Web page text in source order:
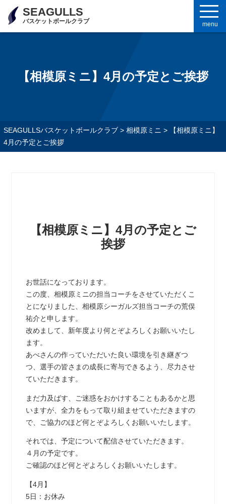
SEAGULLS
バスケットボールクラブ menu
【相模原ミニ】4月の予定とご挨拶
SEAGULLSバスケットボールクラブ> 相模原ミニ >
【相模原ミニ】
4月の予定とご挨拶
【相模原ミニ】4月の予定とご
挨拶
お世話になっております。
この度、相模原ミニの担当コーチをさせていただくこ
とになりました、相模原シーガルズ担当コーチの荒俣
祐介と申します。
改めまして、新年度より何とぞよろしくお願いいたし
ます。
あべさんの作っていただいた良い環境を引き継ぎつ
つ、選手の皆さまの成長に寄与できるよう、尽力させ
ていただきます。
まだ力及ばす、ご迷惑をおかけすることもあるかと思
いますが、全力をもって取り組ませていただきますの
で、ご協力のほど何とぞよろしくお願いいたします。
それでは、予定について配信させていただきます。
４月の予定です。
ご確認のほど何とぞよろしくお願いいたします。
【4月】
5日：お休み